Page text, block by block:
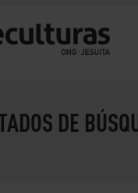
DE